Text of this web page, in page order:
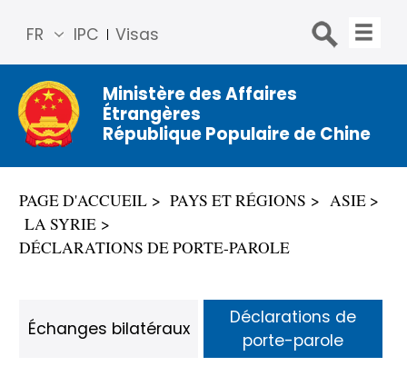
IPC Visas
FR
简体
中文
Engli
sh
Русс
Espa
ñol
Ministère des Affaires
Étrangères
République Populaire de Chine
PAGE D'ACCUEIL PAYS ET RÉGIONS
ASIE
LA SYRIE
DÉCLARATIONS DE PORTE-PAROLE
Échanges bilatéraux
Déclarations de
porte-parole